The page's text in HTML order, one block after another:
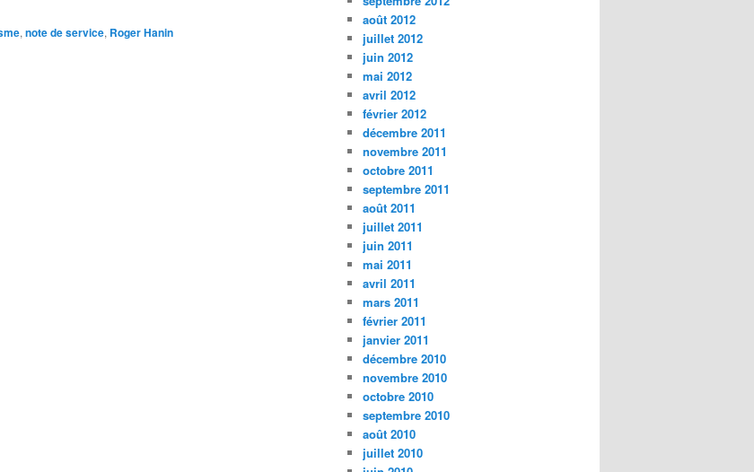
, note de service, Roger Hanin
août 2012
juillet 2012
juin 2012
mai 2012
avril 2012
février 2012
décembre 2011
novembre 2011
octobre 2011
septembre 2011
août 2011
juillet 2011
juin 2011
mai 2011
avril 2011
mars 2011
février 2011
janvier 2011
décembre 2010
novembre 2010
octobre 2010
septembre 2010
août 2010
juillet 2010